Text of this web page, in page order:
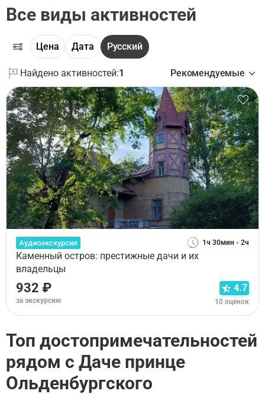
Все виды активностей
Цена Дата Русский
Найдено активностей:1 Рекомендуемые
Аудиоэкскурсия 1ч 30мин - 2ч
Каменный остров: престижные дачи и их
владельцы
932 ₽
за экскурсию
4.7
10 оценок
Топ достопримечательностей
рядом с Даче принце
Ольденбургского